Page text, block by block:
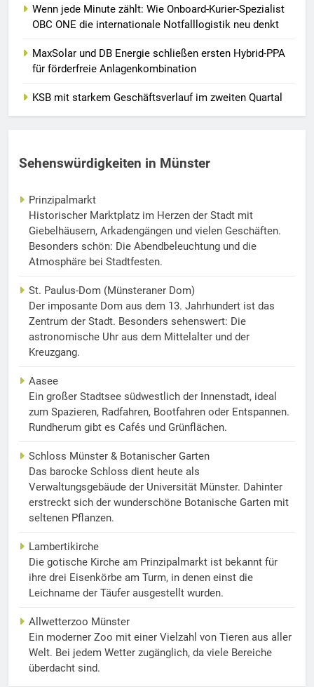
Wenn jede Minute zählt: Wie Onboard-Kurier-Spezialist
OBC ONE die internationale Notfalllogistik neu denkt
MaxSolar und DB Energie schließen ersten Hybrid-PPA
für förderfreie Anlagenkombination
KSB mit starkem Geschäftsverlauf im zweiten Quartal
Sehenswürdigkeiten in Münster
Prinzipalmarkt
Historischer Marktplatz im Herzen der Stadt mit
Giebelhäusern, Arkadengängen und vielen Geschäften.
Besonders schön: Die Abendbeleuchtung und die
Atmosphäre bei Stadtfesten.
St. Paulus-Dom (Münsteraner Dom)
Der imposante Dom aus dem 13. Jahrhundert ist das
Zentrum der Stadt. Besonders sehenswert: Die
astronomische Uhr aus dem Mittelalter und der
Kreuzgang.
Aasee
Ein großer Stadtsee südwestlich der Innenstadt, ideal
zum Spazieren, Radfahren, Bootfahren oder Entspannen.
Rundherum gibt es Cafés und Grünflächen.
Schloss Münster & Botanischer Garten
Das barocke Schloss dient heute als
Verwaltungsgebäude der Universität Münster. Dahinter
erstreckt sich der wunderschöne Botanische Garten mit
seltenen Pflanzen.
Lambertikirche
Die gotische Kirche am Prinzipalmarkt ist bekannt für
ihre drei Eisenkörbe am Turm, in denen einst die
Leichname der Täufer ausgestellt wurden.
Allwetterzoo Münster
Ein moderner Zoo mit einer Vielzahl von Tieren aus aller
Welt. Bei jedem Wetter zugänglich, da viele Bereiche
überdacht sind.